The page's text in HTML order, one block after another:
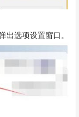
选项设置窗口。